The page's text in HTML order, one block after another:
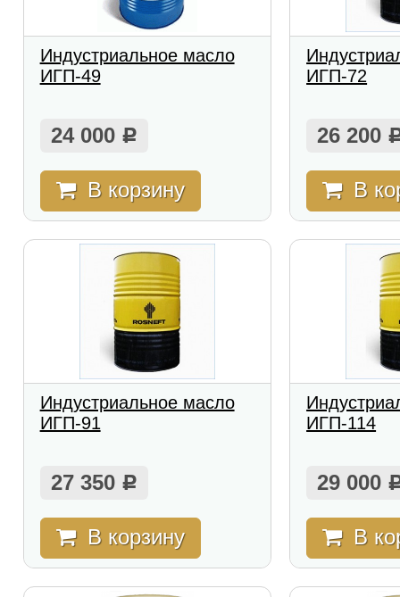
Индустриальное масло
ИГП-49
24 000 Р
В корзину
ИГП-72
26 200
В
Индустриальное масло
ИГП-91
27 350 Р
В корзину
ИГП-114
29 000
В